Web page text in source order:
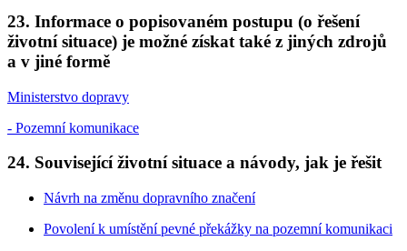
23. Informace o popisovaném postupu (o řešení
životní situace) je možné získat také z jiných zdrojů
a v jiné formě
Ministerstvo dopravy
- Pozemní komunikace
24. Související životní situace a návody, jak je řešit
Návrh na změnu dopravního značení
Povolení k umístění pevné překážky na pozemní komunikaci